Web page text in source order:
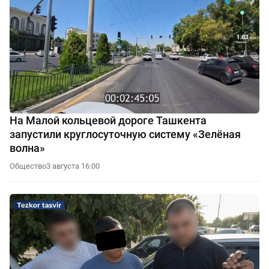
На Малой кольцевой дороге Ташкента
запустили круглосуточную систему «Зелёная
волна»
Общество3 августа 16:00